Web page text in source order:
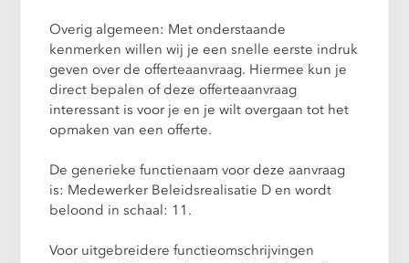
Overig algemeen: Met onderstaande
kenmerken willen wij je een snelle eerste indruk
geven over de offerteaanvraag. Hiermee kun je
direct bepalen of deze offerteaanvraag
interessant is voor je en je wilt overgaan tot het
opmaken van een offerte.
De generieke functienaam voor deze aanvraag
is: Medewerker Beleidsrealisatie D en wordt
beloond in schaal: 11.
Voor uitgebreidere functieomschrijvingen